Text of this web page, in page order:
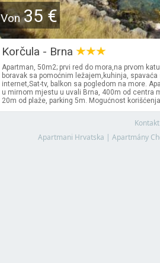
Von35 €
Korčula - Brna
Apartman, 50m2; prvi red do mora,na prvom
boravak sa pomoćnim ležajem,kuhinja, spavaća
internet,Sat-tv, balkon sa pogledom na more.
u mirnom mjestu u uvali Brna, 400m od centra
20m od plaže, parking 5m. Mogućnost
Kontakt
Apartmani Hrvatska | Apartmány